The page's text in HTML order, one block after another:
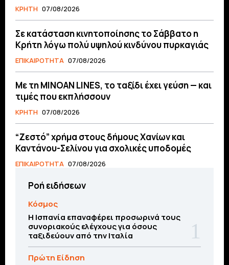
ΚΡΗΤΗ 07/08/2026
Σε κατάσταση κινητοποίησης το Σάββατο η
Κρήτη λόγω πολύ υψηλού κινδύνου πυρκαγιάς
ΕΠΙΚΑΙΡΟΤΗΤΑ 07/08/2026
Με τη MINOAN LINES, το ταξίδι έχει γεύση — και
τιμές που εκπλήσσουν
ΚΡΗΤΗ 07/08/2026
“Ζεστό” χρήμα στους δήμους Χανίων και
Καντάνου-Σελίνου για σχολικές υποδομές
ΕΠΙΚΑΙΡΟΤΗΤΑ 07/08/2026
Ροή ειδήσεων
Κόσμος
Η Ισπανία επαναφέρει προσωρινά τους
συνοριακούς ελέγχους για όσους
ταξιδεύουν από την Ιταλία
Πρώτη Είδηση